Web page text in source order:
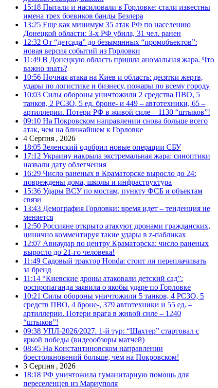
15:18 Пытали и насиловали в Горловке: стали известны
имена трех боевиков банды Безлера
13:25 Еще как минимум 35 атак РФ по населению
Донецкой области: 3-х РФ убила, 31 чел. ранен
12:32 От “детсада” до безымянных “промобъектов”:
новая версия событий из Горловки
11:49 В Донецкую область пришла аномальная жара. Что
важно знать?
10:56 Ночная атака на Киев и область: десятки жертв,
удары по логистике и бизнесу, пожары по всему городу
10:03 Силы обороны уничтожили 2 средства ПВО, 5
танков, 2 РСЗО, 5 ед. броне- и 449 – автотехники, 65 –
артиллерии. Потери РФ в живой силе – 1130 “штыков”!
09:10 На Покровском направлении снова больше всего
атак, чем на ближайшем к Горловке
4 Серпня , 2026
18:05 Зеленский одобрил новые операции СБУ
17:12 Украину накрыла экстремальная жара: синоптики
назвали дату облегчения
16:29 Число раненых в Краматорске выросло до 24:
повреждены дома, школы и инфраструктура
15:36 Удары ВСУ по мостам, пункту ФСБ и объектам
связи
13:43 Демография Горловки: время идет – тенденция не
меняется
12:50 Россияне открыто атакуют дронами гражданских,
цинично комментируя такие удары в z-пабликах
12:07 Авиаудар по центру Краматорска: число раненых
выросло до 21-го человека!
11:49 Садовый трактор Honda: стоит ли переплачивать
за бренд
11:14 “Киевские дроны атаковали детский сад”:
роспропаганда заявила о якобы ударе по Горловке
10:21 Силы обороны уничтожили 5 танков, 4 РСЗО, 5
средств ПВО, 4 броне-, 379 автотехники и 55 ед. –
артиллерии. Потери врага в живой силе – 1240
“штыков”!
09:38 УПЛ-2026/2027. 1-й тур: “Шахтер” стартовал с
яркой победы (видеообзоры матчей)
08:45 На Константиновском направлении
боестолкновений больше, чем на Покровском!
3 Серпня , 2026
18:18 РФ уничтожила гуманитарную помощь для
переселенцев из Мариуполя